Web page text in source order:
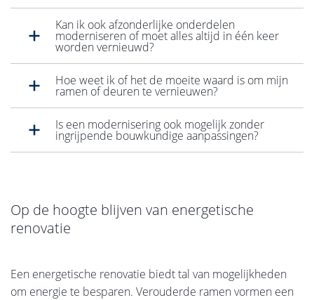
Kan ik ook afzonderlijke onderdelen
moderniseren of moet alles altijd in één keer
worden vernieuwd?
Hoe weet ik of het de moeite waard is om mijn
ramen of deuren te vernieuwen?
Is een modernisering ook mogelijk zonder
ingrijpende bouwkundige aanpassingen?
Op de hoogte blijven van energetische
renovatie
Een energetische renovatie biedt tal van mogelijkheden
om energie te besparen. Verouderde ramen vormen een